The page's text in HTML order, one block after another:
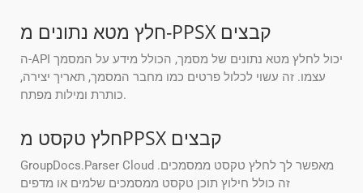
חלץ מטא נתונים מ-PPSX קבצים
ה-API יכול לחלץ מטא נתונים של מסמך, הכולל מידע על המסמך
עצמו. זה עשוי לכלול פרטים כמו מחבר המסמך, תאריך יצירה,
כותרת ומילות מפתח.
חלץ טקסט מPPSX קבצים
GroupDocs.Parser Cloud מאפשר לך לחלץ טקסט ממסמכים.
זה כולל חילוץ תוכן טקסט ממסמכים שלמים או מדפים